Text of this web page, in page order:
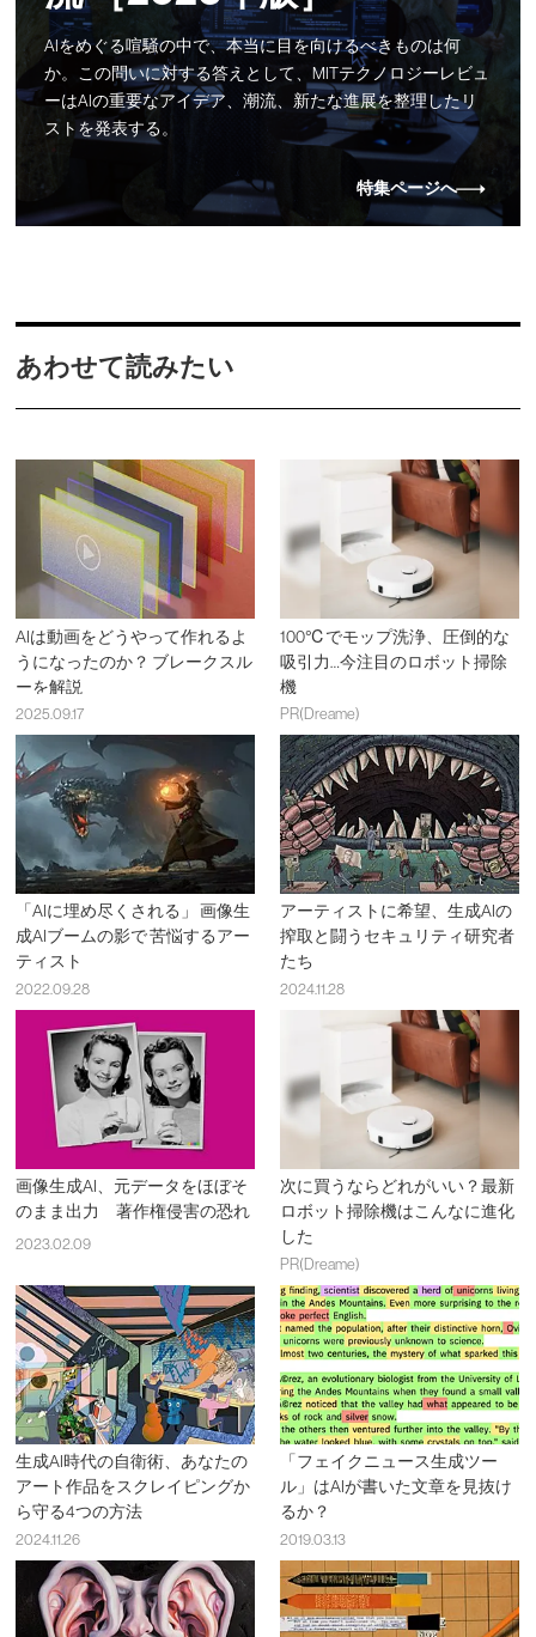
AIをめぐる喧騒の中で、本当に目を向けるべきものは何
か。この問いに対する答えとして、MITテクノロジーレビュ
ーはAIの重要なアイデア、潮流、新たな進展を整理したリ
ストを発表する。
特集ページへ
あわせて読みたい
AIは動画をどうやって作れるよ
うになったのか？ ブレークスル
ーを解説
2025.09.17
100℃でモップ洗浄、圧倒的な
吸引力…今注目のロボット掃除
機
PR(Dreame)
「AIに埋め尽くされる」 画像生
成AIブームの影で 苦悩するアー
ティスト
2022.09.28
アーティストに希望、生成AIの
搾取と闘うセキュリティ研究者
たち
2024.11.28
画像生成AI、元データをほぼそ
のまま出力 著作権侵害の恐れ
2023.02.09
次に買うならどれがいい？最新
ロボット掃除機はこんなに進化
した
PR(Dreame)
生成AI時代の自衛術、あなたの
アート作品をスクレイピングか
ら守る4つの方法
2024.11.26
「フェイクニュース生成ツー
ル」はAIが書いた文章を見抜け
るか？
2019.03.13